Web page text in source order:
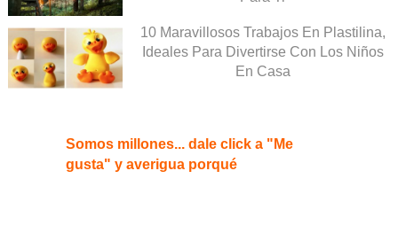
10 Maravillosos Trabajos En Plastilina,
Ideales Para Divertirse Con Los Niños
En Casa
Somos millones... dale click a "Me
gusta" y averigua porqué